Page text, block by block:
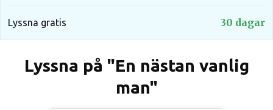
Lyssna gratis 30 dagar
Lyssna på "En nästan vanlig
man"